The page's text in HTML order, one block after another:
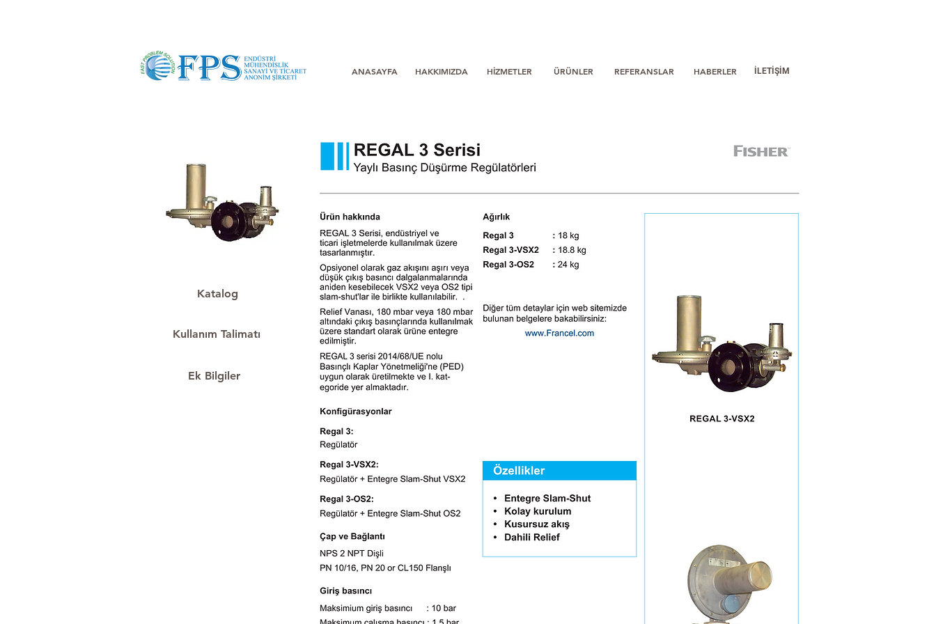
ANASAYFA HAKKIMIZDA HİZMETLER ÜRÜNLER REFERANSLAR HABERLER İLETİŞİM
Ürün hakkında
REGAL 3 Serisi, endüstriyel ve
ticari işletmelerde kullanılmak üzere
tasarlanmıştır.
Opsiyonel olarak gaz akışını aşırı veya
düşük çıkış basıncı dalgalanmalarında
aniden kesebilecek VSX2 veya OS2 tipi
slam-shut'lar ile birlikte kullanılabilir. .
Relief Vanası, 180 mbar veya 180 mbar
üzere standart olarak ürüne entegre
edilmiştir.
REGAL 3 serisi 2014/68/UE nolu
Basınçlı Kaplar Yönetmeliği'ne (PED)
uygun olarak üretilmekte ve I. kategoride yer almaktadır.
Regal 3:
Regülatör
Regal 3-VSX2:
Regülatör + Entegre Slam-Shut VSX2
Regal 3-OS2:
NPS 2 NPT Dişli
PN 10/16, PN 20 or CL150 Flanşlı
Maksimium giriş basıncı : 10 bar
Maksimum çalışma basıncı : 1.5 bar
Çıkış basıncı
Hassasiyet sınıfı
Dahili Relief Ayarı
Sıcaklık
Çalışma sıcaklığı: -30°C / +71°C
• Entegre Slam-Shut
• Kolay kurulum
• Dahili Relief
Ağırlık
Regal 3 : 18 kg
Regal 3-VSX2 : 18.8 kg
Regal 3-OS2 : 24 kg
Diğer tüm detaylar için web sitemizde
Katalog
Kullanım Talimatı
Ek Bilgiler